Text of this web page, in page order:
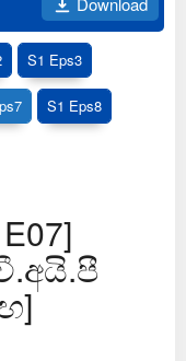
S1 Eps3
S1 Eps8